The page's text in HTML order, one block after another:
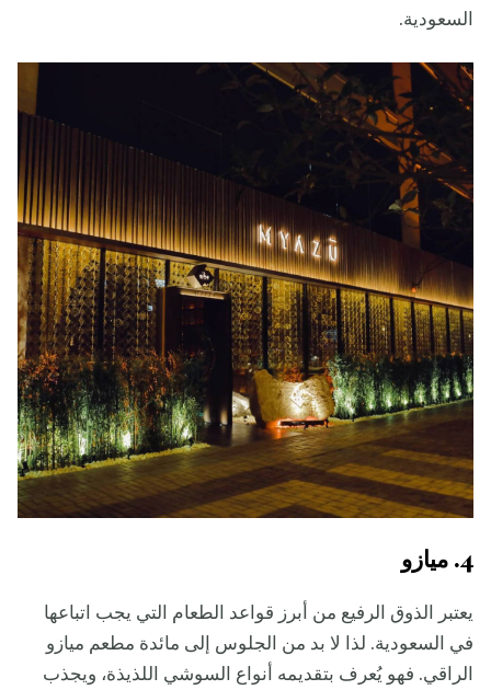
السعودية.
4. ميازو
يعتبر الذوق الرفيع من أبرز قواعد الطعام التي يجب اتباعها
في السعودية. لذا لا بد من الجلوس إلى مائدة مطعم ميازو
الراقي. فهو يُعرف بتقديمه أنواع السوشي اللذيذة، ويجذب